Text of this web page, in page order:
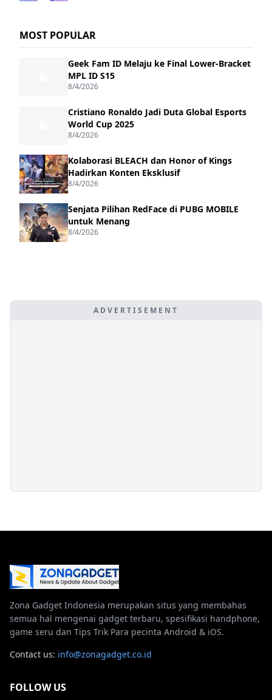
MOST POPULAR
Geek Fam ID Melaju ke Final Lower-Bracket
MPL ID S15
8/4/2026
Cristiano Ronaldo Jadi Duta Global Esports
World Cup 2025
8/4/2026
Kolaborasi BLEACH dan Honor of Kings
Hadirkan Konten Eksklusif
8/4/2026
Senjata Pilihan RedFace di PUBG MOBILE
untuk Menang
8/4/2026
ADVERTISEMENT
Zona Gadget Indonesia merupakan situs yang membahas
semua hal mengenai gadget terbaru, spesifikasi handphone,
game seru dan Tips Trik Para pecinta Android & iOS.
Contact us: info@zonagadget.co.id
FOLLOW US